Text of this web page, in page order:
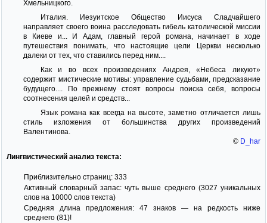
Хмельницкого.
Италия. Иезуитское Общество Иисуса Сладчайшего
направляет своего воина расследовать гибель католической миссии
в Киеве и... И Адам, главный герой романа, начинает в ходе
путешествия понимать, что настоящие цели Церкви несколько
далеки от тех, что ставились перед ним....
Как и во всех произведениях Андрея, «Небеса ликуют»
содержит мистические мотивы: управление судьбами, предсказание
будущего.... По прежнему стоят вопросы поиска себя, вопросы
соотнесения целей и средств...
Язык романа как всегда на высоте, заметно отличается лишь
стиль изложения от большинства других произведений
Валентинова.
© D_har
Лингвистический анализ текста:
Приблизительно страниц: 333
Активный словарный запас: чуть выше среднего (3027 уникальных
слов на 10000 слов текста)
Средняя длина предложения: 47 знаков — на редкость ниже
среднего (81)!